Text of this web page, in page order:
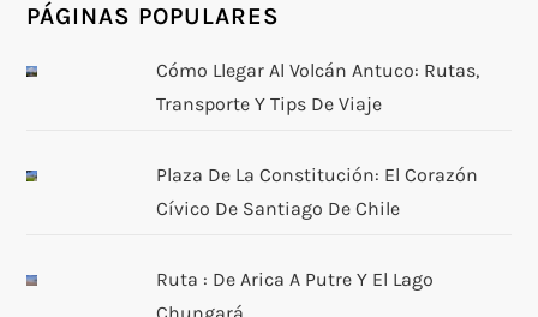
PÁGINAS POPULARES
Cómo Llegar Al Volcán Antuco: Rutas,
Transporte Y Tips De Viaje
Plaza De La Constitución: El Corazón
Cívico De Santiago De Chile
Ruta : De Arica A Putre Y El Lago
Chungará